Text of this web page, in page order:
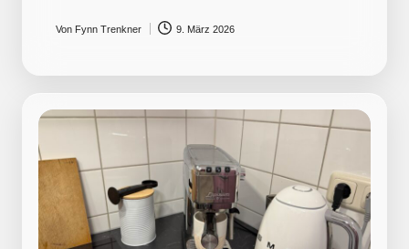
Posted
Von Fynn Trenkner 9. März 2026